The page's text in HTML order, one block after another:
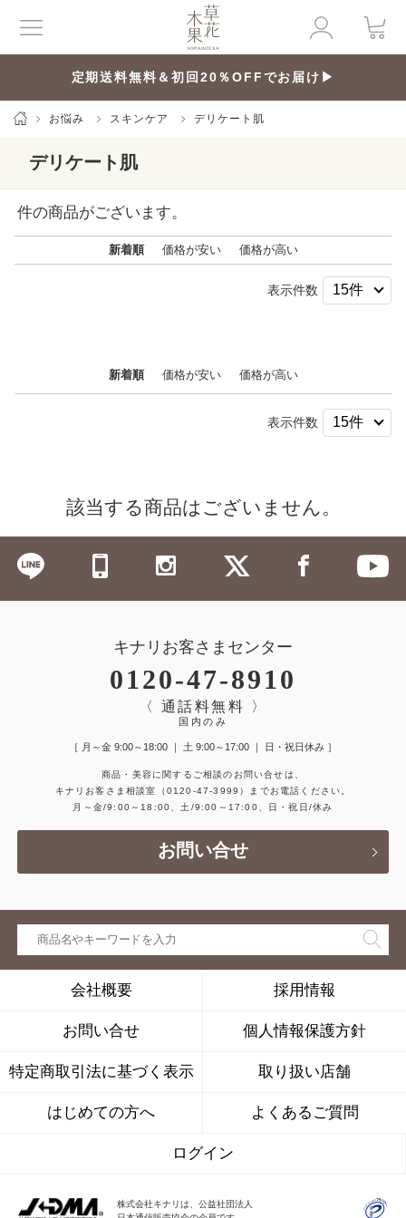
定期送料無料＆初回20％OFFでお届け▶
お悩み スキンケア デリケート肌
デリケート肌
件の商品がございます。
新着順 価格が安い 価格が高い
表示件数
新着順 価格が安い 価格が高い
表示件数
該当する商品はございません。
キナリお客さまセンター
0120-47-8910
〈 通話料無料 〉
国内のみ
［ 月～金 9:00～18:00 ｜ 土 9:00～17:00 ｜ 日・祝日休み ］
商品・美容に関するご相談のお問い合せは、
キナリお客さま相談室
（0120-47-3999）
までお電話ください。
月～金/9:00～18:00、土/9:00～17:00、日・祝日/休み
お問い合せ
会社概要 採用情報
お問い合せ 個人情報保護方針
特定商取引法に基づく表示 取り扱い店舗
はじめての方へ よくあるご質問
ログイン
株式会社キナリは、公益社団法人